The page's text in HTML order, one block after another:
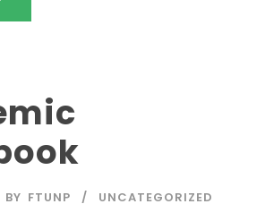
BY FTUNP UNCATEGORIZED